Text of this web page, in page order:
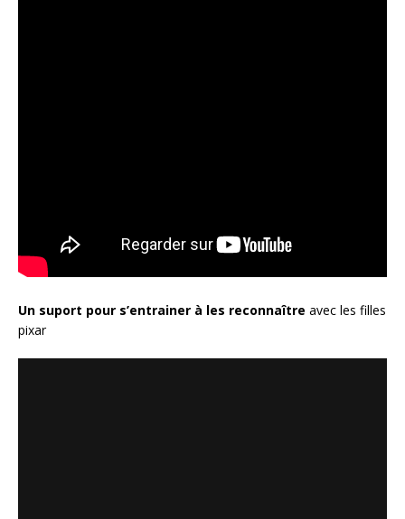
Un suport pour s’entrainer à les reconnaître avec les filles
pixar